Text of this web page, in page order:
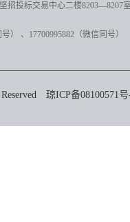
招投标交易中心二楼8203—8207
）
、17700995882 （微信同号）
琼ICP备08100571